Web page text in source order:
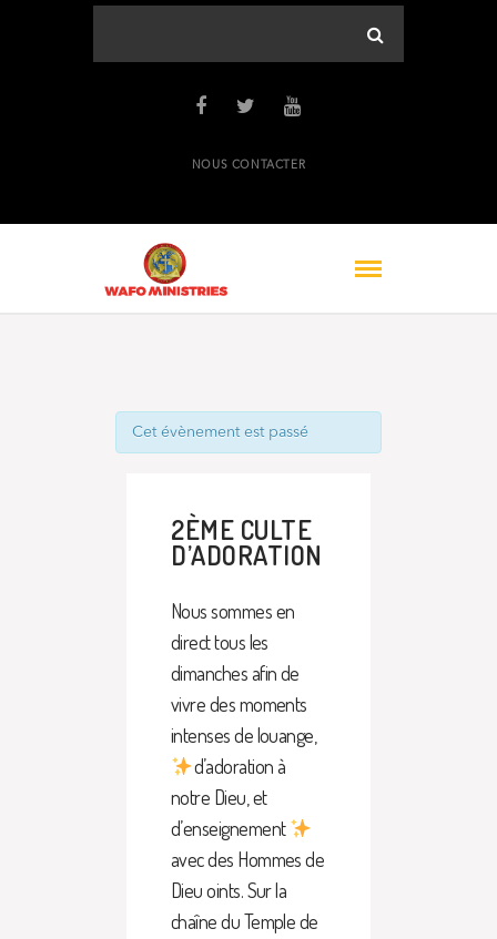
NOUS CONTACTER
Cet évènement est passé
2ÈME CULTE
D’ADORATION
Nous sommes en
direct tous les
dimanches afin de
vivre des moments
intenses de louange,
d’adoration à
notre Dieu, et
d’enseignement
avec des Hommes de
Dieu oints. Sur la
chaîne du Temple de